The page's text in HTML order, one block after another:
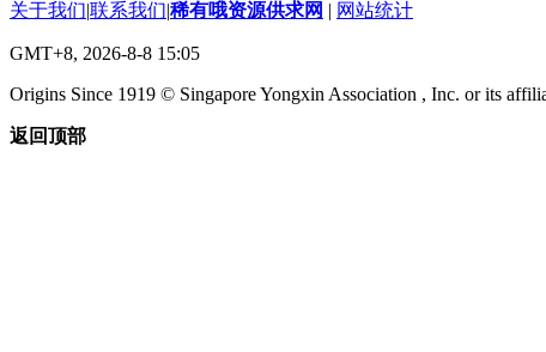
关于我们|联系我们|稀有哦资源供求网 | 网站统计
GMT+8, 2026-8-8 15:05
Origins Since 1919 © Singapore Yongxin Association , Inc. or its
返回顶部